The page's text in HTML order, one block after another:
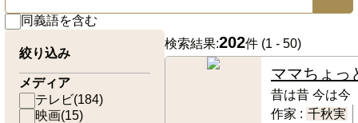
同義語を含む
絞り込み
メディア
テレビ(184)
映画(15)
検索結果:202件 (1 - 50)
ママちょっ
昔は昔 今は今
作家 : 千秋実